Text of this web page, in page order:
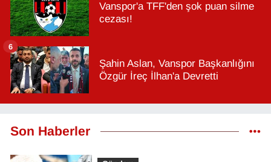
Vanspor'a TFF'den şok puan silme
cezası!
Şahin Aslan, Vanspor Başkanlığını
Özgür İreç İlhan'a Devretti
6
Son Haberler